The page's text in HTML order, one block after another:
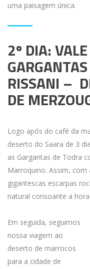
uma paisagem única.
2º DIA:
RISSANI –
DE
Logo após do café da
deserto do Saara de 3
as Gargantas de Todra
Marroquino. Assim,
gigantescas escarpas
natural consoante a
Em seguida, seguimos
nossa viagem ao
deserto de marrocos
para a cidade de